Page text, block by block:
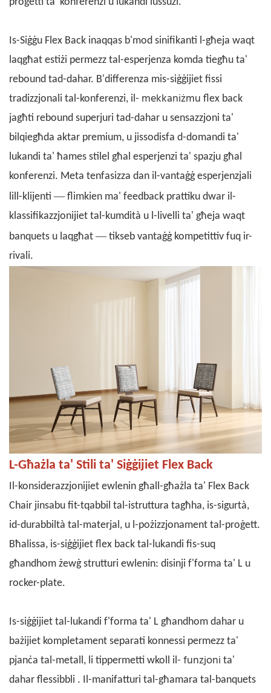
Is-Siġġu Flex Back inaqqas b'mod sinifikanti l-għeja waqt
laqgħat estiżi permezz tal-esperjenza komda tiegħu ta'
rebound tad-dahar. B'differenza mis-siġġijiet fissi
tradizzjonali tal-konferenzi, il- mekkaniżmu flex back
jagħti rebound superjuri tad-dahar u sensazzjoni ta'
bilqiegħda aktar premium, u jissodisfa d-domandi ta'
lukandi ta' ħames stilel għal esperjenzi ta' spazju għal
konferenzi. Meta tenfasizza dan il-vantaġġ esperjenzjali
lill-klijenti — flimkien ma' feedback prattiku dwar il-
klassifikazzjonijiet tal-kumdità u l-livelli ta' għeja waqt
banquets u laqgħat — tikseb vantaġġ kompetittiv fuq ir-
rivali.
L-Għażla ta' Stili ta' Siġġijiet Flex Back
Il-konsiderazzjonijiet ewlenin għall-għażla ta' Flex Back
Chair jinsabu fit-tqabbil tal-istruttura tagħha, is-sigurtà,
id-durabbiltà tal-materjal, u l-pożizzjonament tal-proġett.
Bħalissa, is-siġġijiet flex back tal-lukandi fis-suq
għandhom żewġ strutturi ewlenin: disinji f'forma ta' L u
rocker-plate.
Is-siġġijiet tal-lukandi f'forma ta' L għandhom dahar u
bażijiet kompletament separati konnessi permezz ta'
pjanċa tal-metall, li tippermetti wkoll il- funzjoni ta'
dahar flessibbli . Il-manifatturi tal-għamara tal-banquets